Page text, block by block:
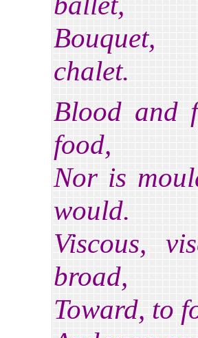
Bouquet,
chalet.
Blood and
food,
Nor is
would.
Viscous,
broad,
Toward, to